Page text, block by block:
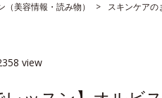
（美容情報・読み物） スキンケアの
view